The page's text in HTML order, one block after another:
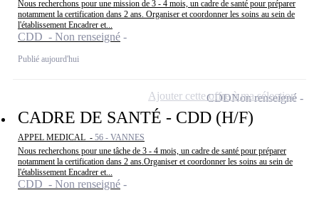
Nous recherchons pour une mission de 3 - 4 mois, un cadre de santé pour préparer
notamment la certification dans 2 ans. Organiser et coordonner les soins au sein de
l'établissement Encadrer et...
CDD - Non renseigné
Publié aujourd'hui
CADRE DE SANTÉ - CDD (H/F)
APPEL MEDICAL - 56 - VANNES
Nous recherchons pour une tâche de 3 - 4 mois, un cadre de santé pour préparer
notamment la certification dans 2 ans.Organiser et coordonner les soins au sein de
l'établissement Encadrer et...
CDD - Non renseigné
CDDNon renseigné
Ajouter cette offre à ma sélection